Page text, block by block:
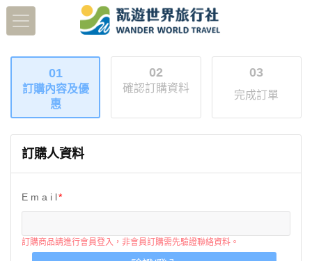
01
訂購內容及優
惠
02
確認訂購資料
03
完成訂單
訂購人資料
E m a i l
訂購商品請進行會員登入，非會員訂購需先驗證聯絡資料。